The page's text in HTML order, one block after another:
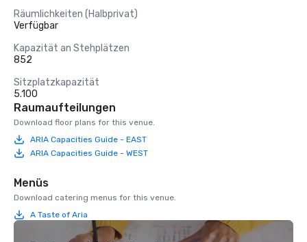
Räumlichkeiten (Halbprivat)
Verfügbar
Kapazität an Stehplätzen
852
Sitzplatzkapazität
5.100
Raumaufteilungen
Download floor plans for this venue.
ARIA Capacities Guide - EAST
ARIA Capacities Guide - WEST
Menüs
Download catering menus for this venue.
A Taste of Aria